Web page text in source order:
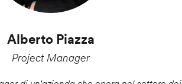
Alberto Piazza
Project Manager